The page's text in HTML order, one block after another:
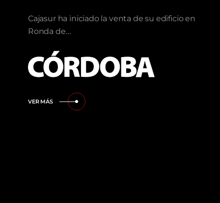
Cajasur ha iniciado la venta de su edificio en
Ronda de…
VER MÁS